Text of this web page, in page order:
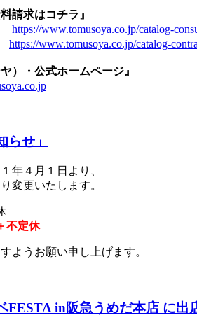
請求はコチラ』
https://www.tomusoya.co.jp/catalog-
https://www.tomusoya.co.jp/catalog-
）・公式ホームページ』
らせ」
年４月１日より、
変更いたします。
不定休
ようお願い申し上げます。
FESTA in阪急うめだ本店 に出